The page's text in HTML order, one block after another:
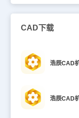
CAD下载
浩辰CAD
浩辰CAD